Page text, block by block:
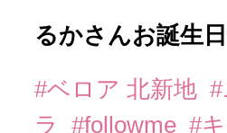
るかさんお誕生
#ベロア 北新地
ラ
#followme #